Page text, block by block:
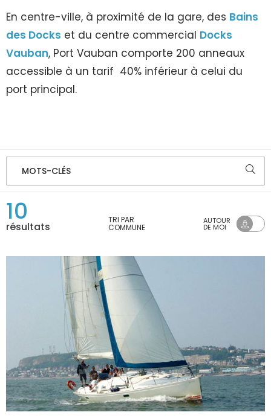
En centre-ville, à proximité de la gare, des Bains
des Docks et du centre commercial Docks
Vauban, Port Vauban comporte 200 anneaux
accessible à un tarif 40% inférieur à celui du
port principal.
MOTS-CLÉS
10
résultats
TRI PAR
COMMUNE
AUTOUR
DE MOI